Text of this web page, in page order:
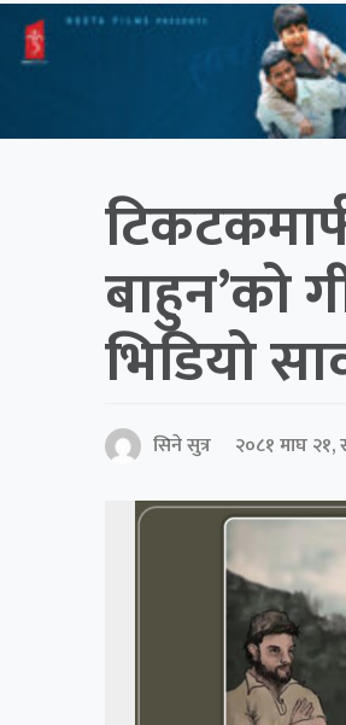
बाहुन’को
भिडियो
सिने सुत्र २०८१ माघ २१,